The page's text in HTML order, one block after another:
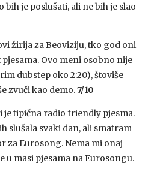
bih je poslušati, ali ne bih je slao
žirija za Beoviziju, tko god oni
Ovo meni osobno nije
dubstep oko 2:20), štoviše
zvuči kao demo.7/10
je tipična radio friendly pjesma.
slušala svaki dan, ali smatram
za Eurosong. Nema mi onaj
u masi pjesama na Eurosongu.